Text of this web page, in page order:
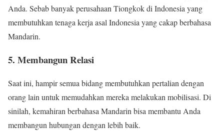
Anda. Sebab banyak perusahaan Tiongkok di Indonesia yang
membutuhkan tenaga kerja asal Indonesia yang cakap berbahasa
Mandarin.
5. Membangun Relasi
Saat ini, hampir semua bidang membutuhkan pertalian dengan
orang lain untuk memudahkan mereka melakukan mobilisasi. Di
sinilah, kemahiran berbahasa Mandarin bisa membantu Anda
membangun hubungan dengan lebih baik.